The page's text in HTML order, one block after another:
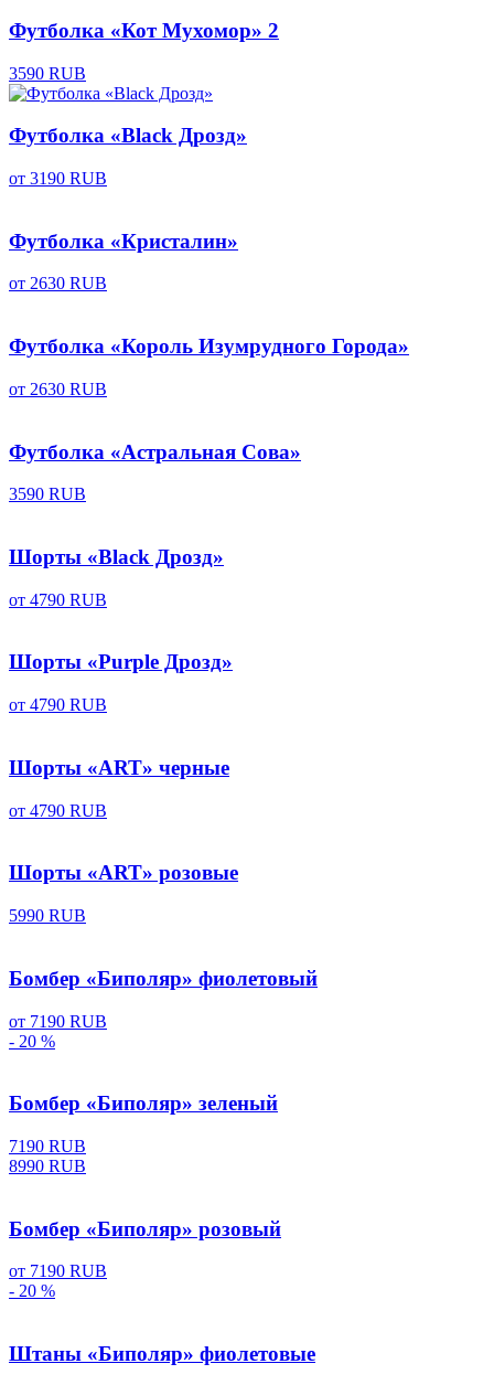
Футболка «Кот Мухомор» 2
3590 RUB
Футболка «Black Дрозд»
от 3190 RUB
Футболка «Кристалин»
от 2630 RUB
Футболка «Король Изумрудного Города»
от 2630 RUB
Футболка «Астральная Сова»
3590 RUB
Шорты «Black Дрозд»
от 4790 RUB
Шорты «Purple Дрозд»
от 4790 RUB
Шорты «ART» черные
от 4790 RUB
Шорты «ART» розовые
5990 RUB
Бомбер «Биполяр» фиолетовый
от 7190 RUB
- 20 %
Бомбер «Биполяр» зеленый
7190 RUB
8990 RUB
Бомбер «Биполяр» розовый
от 7190 RUB
- 20 %
Штаны «Биполяр» фиолетовые